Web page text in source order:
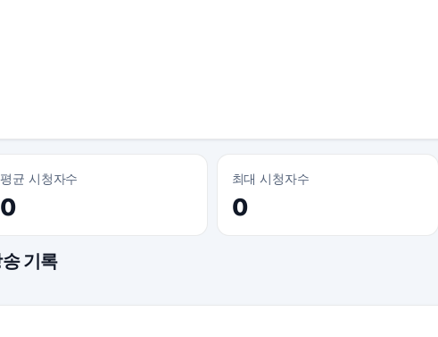
평균 시청자수
0
최대 시청자수
0
기록